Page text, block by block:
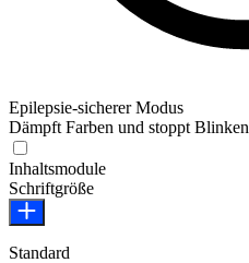
Epilepsie-sicherer Modus
Dämpft Farben und stoppt Blinken
Inhaltsmodule
Schriftgröße
Standard